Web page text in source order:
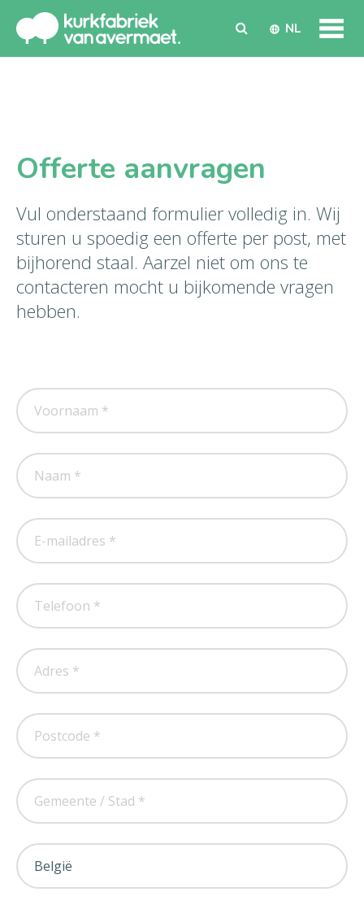
NL
Offerte aanvragen
Vul onderstaand formulier volledig in. Wij
sturen u spoedig een offerte per post, met
bijhorend staal. Aarzel niet om ons te
contacteren mocht u bijkomende vragen
hebben.